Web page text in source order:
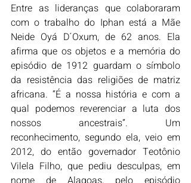
Entre as lideranças que colaboraram
com o trabalho do Iphan está a Mãe
Neide Oyá D´Oxum, de 62 anos. Ela
afirma que os objetos e a memória do
episódio de 1912 guardam o símbolo
da resistência das religiões de matriz
africana. “É a nossa história e com a
qual podemos reverenciar a luta dos
nossos ancestrais”. Um
reconhecimento, segundo ela, veio em
2012, do então governador Teotônio
Vilela Filho, que pediu desculpas, em